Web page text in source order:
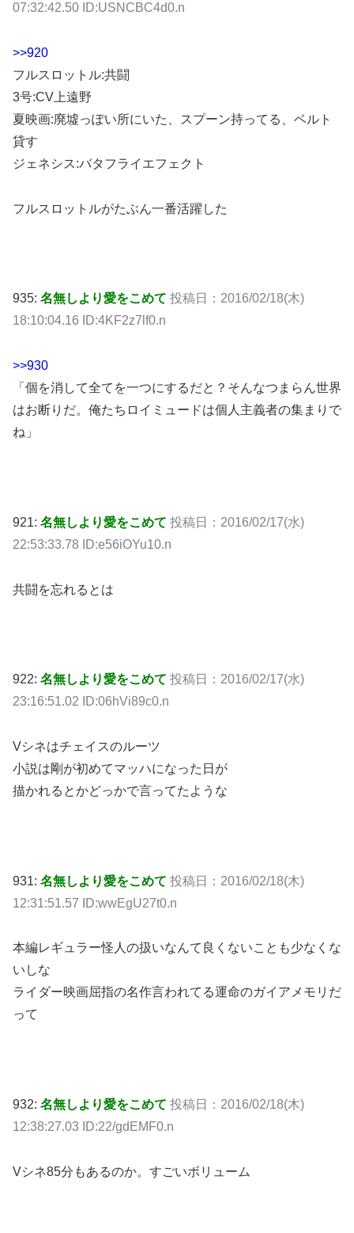
07:32:42.50 ID:USNCBC4d0.n
>>920
フルスロットル:共闘
3号:CV上遠野
夏映画:廃墟っぽい所にいた、スプーン持ってる、ベルト
貸す
ジェネシス:バタフライエフェクト
フルスロットルがたぶん一番活躍した
935: 名無しより愛をこめて 投稿日：2016/02/18(木)
18:10:04.16 ID:4KF2z7lf0.n
>>930
「個を消して全てを一つにするだと？そんなつまらん世界
はお断りだ。俺たちロイミュードは個人主義者の集まりで
ね」
921: 名無しより愛をこめて 投稿日：2016/02/17(水)
22:53:33.78 ID:e56iOYu10.n
共闘を忘れるとは
922: 名無しより愛をこめて 投稿日：2016/02/17(水)
23:16:51.02 ID:06hVi89c0.n
Vシネはチェイスのルーツ
小説は剛が初めてマッハになった日が
描かれるとかどっかで言ってたような
931: 名無しより愛をこめて 投稿日：2016/02/18(木)
12:31:51.57 ID:wwEgU27t0.n
本編レギュラー怪人の扱いなんて良くないことも少なくな
いしな
ライダー映画屈指の名作言われてる運命のガイアメモリだ
って
932: 名無しより愛をこめて 投稿日：2016/02/18(木)
12:38:27.03 ID:22/gdEMF0.n
Vシネ85分もあるのか。すごいボリューム